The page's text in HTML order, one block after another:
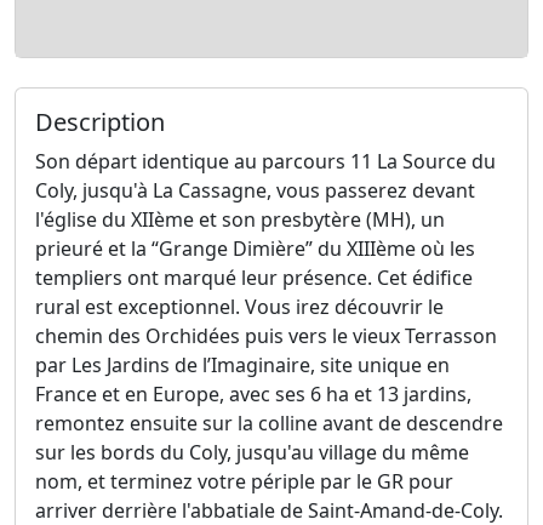
Description
Son départ identique au parcours 11 La Source du
Coly, jusqu'à La Cassagne, vous passerez devant
l'église du XIIème et son presbytère (MH), un
prieuré et la “Grange Dimière” du XIIIème où les
templiers ont marqué leur présence. Cet édifice
rural est exceptionnel. Vous irez découvrir le
chemin des Orchidées puis vers le vieux Terrasson
par Les Jardins de l’Imaginaire, site unique en
France et en Europe, avec ses 6 ha et 13 jardins,
remontez ensuite sur la colline avant de descendre
sur les bords du Coly, jusqu'au village du même
nom, et terminez votre périple par le GR pour
arriver derrière l'abbatiale de Saint-Amand-de-Coly.